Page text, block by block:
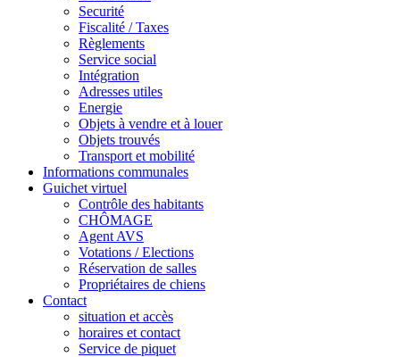
Securité
Fiscalité / Taxes
Règlements
Service social
Intégration
Adresses utiles
Energie
Objets à vendre et à louer
Objets trouvés
Transport et mobilité
Informations communales
Guichet virtuel
Contrôle des habitants
CHÔMAGE
Agent AVS
Votations / Elections
Réservation de salles
Propriétaires de chiens
Contact
situation et accès
horaires et contact
Service de piquet